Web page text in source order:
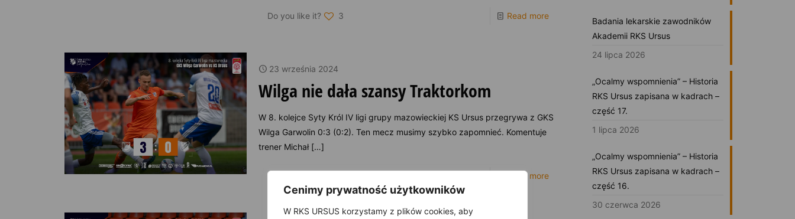
Cenimy prywatność użytkowników
W RKS URSUS korzystamy z plików cookies, aby
Do you like it? 3 Read more
23 września 2024
Wilga nie dała szansy Traktorkom
W 8. kolejce Syty Król IV ligi grupy mazowieckiej KS Ursus przegrywa z GKS
Wilga Garwolin 0:3 (0:2). Ten mecz musimy szybko zapomnieć. Komentuje
trener Michał[…]
Do you like it? Read more
Badania lekarskie zawodników
Akademii RKS Ursus
24 lipca 2026
„Ocalmy wspomnienia” – Historia
RKS Ursus zapisana w kadrach –
część 17.
1 lipca 2026
„Ocalmy wspomnienia” – Historia
RKS Ursus zapisana w kadrach –
część 16.
30 czerwca 2026